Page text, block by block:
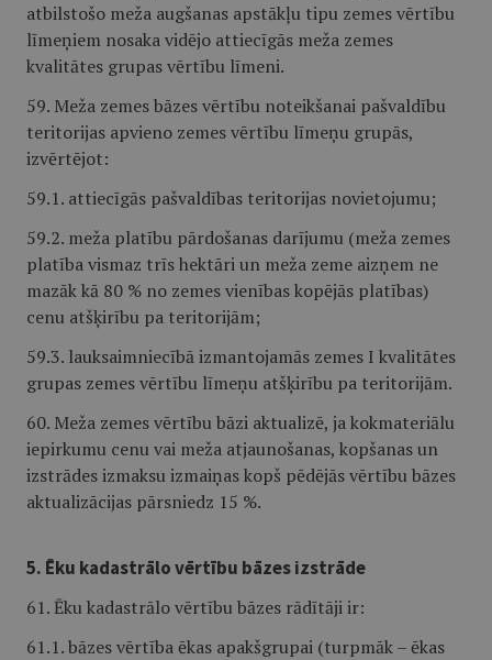
atbilstošo meža augšanas apstākļu tipu zemes vērtību
līmeņiem nosaka vidējo attiecīgās meža zemes
kvalitātes grupas vērtību līmeni.
59. Meža zemes bāzes vērtību noteikšanai pašvaldību
teritorijas apvieno zemes vērtību līmeņu grupās,
izvērtējot:
59.1. attiecīgās pašvaldības teritorijas novietojumu;
59.2. meža platību pārdošanas darījumu (meža zemes
platība vismaz trīs hektāri un meža zeme aizņem ne
mazāk kā 80 % no zemes vienības kopējās platības)
cenu atšķirību pa teritorijām;
59.3. lauksaimniecībā izmantojamās zemes I kvalitātes
grupas zemes vērtību līmeņu atšķirību pa teritorijām.
60. Meža zemes vērtību bāzi aktualizē, ja kokmateriālu
iepirkumu cenu vai meža atjaunošanas, kopšanas un
izstrādes izmaksu izmaiņas kopš pēdējās vērtību bāzes
aktualizācijas pārsniedz 15 %.
5. Ēku kadastrālo vērtību bāzes izstrāde
61. Ēku kadastrālo vērtību bāzes rādītāji ir:
61.1. bāzes vērtība ēkas apakšgrupai (turpmāk – ēkas